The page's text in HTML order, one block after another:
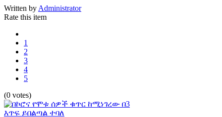
Written by Administrator
Rate this item
1
2
3
4
5
(0 votes)